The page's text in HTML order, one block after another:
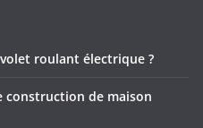
roulant électrique ?
construction de maison